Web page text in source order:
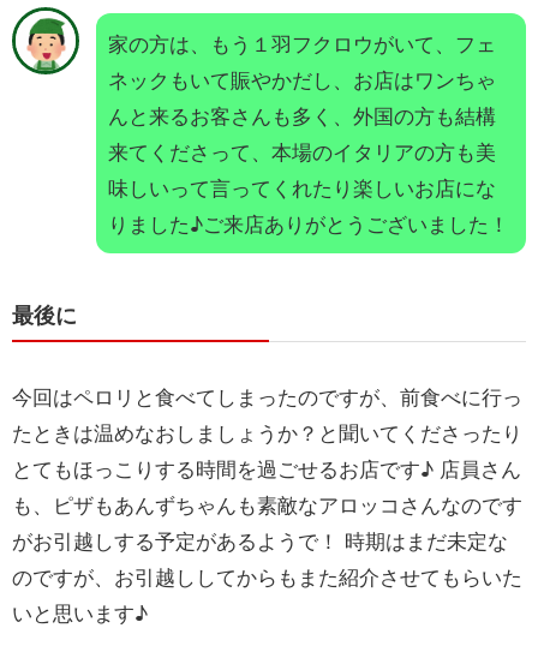
家の方は、もう１羽フクロウがいて、フェ
ネックもいて賑やかだし、お店はワンちゃ
んと来るお客さんも多く、外国の方も結構
来てくださって、本場のイタリアの方も美
味しいって言ってくれたり楽しいお店にな
りました♪ご来店ありがとうございました！
最後に
今回はペロリと食べてしまったのですが、前食べに行っ
たときは温めなおしましょうか？と聞いてくださったり
とてもほっこりする時間を過ごせるお店です♪ 店員さん
も、ピザもあんずちゃんも素敵なアロッコさんなのです
がお引越しする予定があるようで！ 時期はまだ未定な
のですが、お引越ししてからもまた紹介させてもらいた
いと思います♪